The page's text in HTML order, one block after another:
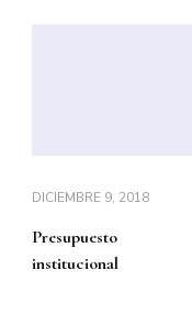
DICIEMBRE 9, 2018
Presupuesto
institucional